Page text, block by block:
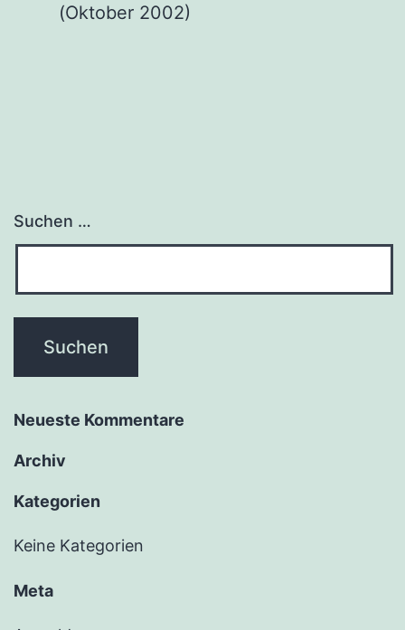
(Okto­ber 2002)
Suchen …
Neu­es­te Kommentare
Archiv
Kate­go­rien
Keine Kategorien
Meta